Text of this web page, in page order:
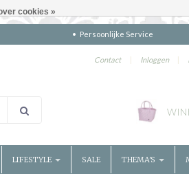
Persoonlijke Service
Contact | Inloggen |
LIFESTYLE SALE THEMA'S
cookies »